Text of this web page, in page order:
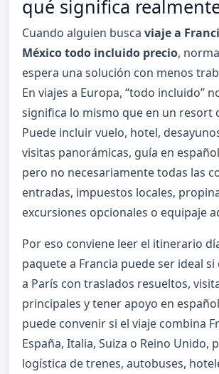
qué significa
Cuando alguien busca viaje a
México todo incluido precio,
espera una solución con menos
En viajes a Europa, “todo incluido”
significa lo mismo que en un resort
Puede incluir vuelo, hotel,
visitas panorámicas, guía en
pero no necesariamente todas las
entradas, impuestos locales,
excursiones opcionales o equipaje
Por eso conviene leer el itinerario
paquete a Francia puede ser ideal
a París con traslados resueltos,
principales y tener apoyo en
puede convenir si el viaje combina
España, Italia, Suiza o Reino Unido,
logística de trenes, autobuses,